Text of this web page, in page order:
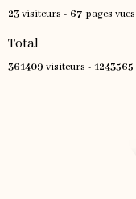
23visiteurs - 67 pages vues
Total
361409 visiteurs - 1243565